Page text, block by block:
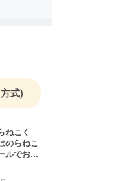
式)
ねこく
のらねこ
ルでお送
ワールド
信 ・希